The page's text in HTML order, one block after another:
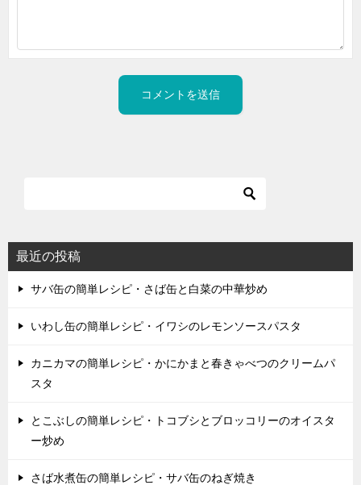
最近の投稿
サバ缶の簡単レシピ・さば缶と白菜の中華炒め
いわし缶の簡単レシピ・イワシのレモンソースパスタ
カニカマの簡単レシピ・かにかまと春きゃべつのクリームパ
スタ
とこぶしの簡単レシピ・トコブシとブロッコリーのオイスタ
ー炒め
さば水煮缶の簡単レシピ・サバ缶のねぎ焼き